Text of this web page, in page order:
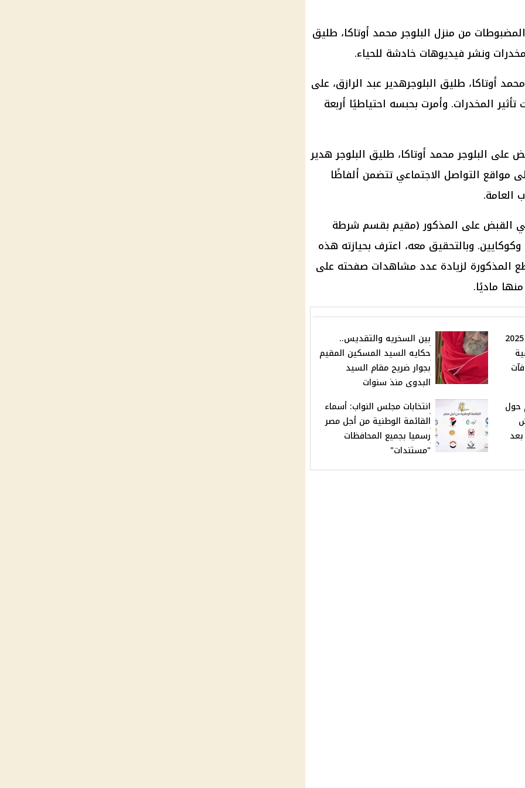
من منزل البلوجر محمد أوتاكا، طليق
ونشر فيديوهات خادشة للحياء.
أوتاكا، طليق البلوجرهدير عبد الرازق، على
المخدرات. وأمرت بحبسه احتياطيًا أربعة
على البلوجر محمد أوتاكا، طليق البلوجر هدير
مواقع التواصل الاجتماعي تتضمن ألفاظًا
العامة.
أُلقي القبض على المذكور (مقيم بقسم شرطة
وبالتحقيق معه، اعترف بحيازته هذه
المذكورة لزيادة عدد مشاهدات صفحته على
ماديًا.
تبكير صرف مرتبات أكتوبر 2025
بين السخريه والتقديس..
حكايه السيد المسكين المقيم
بجوار ضريح مقام السيد
البدوى منذ سنوات
حول
انتخابات مجلس النواب: أسماء
القائمة الوطنية من أجل مصر
رسميا بجميع المحافظات
"مستندات"